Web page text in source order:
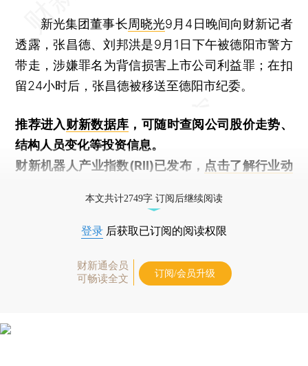
新光集团董事长周晓光9月4日晚间向财新记者
透露，张昌德、刘邦洪是9月1日下午被德阳市警方
带走，涉嫌罪名为背信损害上市公司利益罪；在扣
留24小时后，张昌德被移送至德阳市纪委。
推荐进入财新数据库 ，可随时查阅公司股价走势、
结构人员变化等投资信息。
财新机器人产业指数(RII)已发布， 点击了解行业动
本文共计2749字 订阅后继续阅读
登录 后获取已订阅的阅读权限
财新通会员
可畅读全文
订阅/会员升级